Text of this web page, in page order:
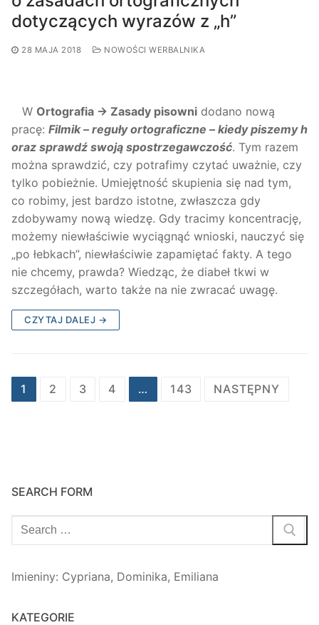
dotyczących wyrazów z „h”
28 MAJA 2018 NOWOŚCI WERBALNIKA
W Ortografia → Zasady pisowni dodano nową
pracę: Filmik – reguły ortograficzne – kiedy piszemy h
oraz sprawdź swoją spostrzegawczość. Tym razem
można sprawdzić, czy potrafimy czytać uważnie, czy
tylko pobieżnie. Umiejętność skupienia się nad tym,
co robimy, jest bardzo istotne, zwłaszcza gdy
zdobywamy nową wiedzę. Gdy tracimy koncentrację,
możemy niewłaściwie wyciągnąć wnioski, nauczyć się
„po łebkach”, niewłaściwie zapamiętać fakty. A tego
nie chcemy, prawda? Wiedząc, że diabeł tkwi w
szczegółach, warto także na nie zwracać uwagę.
CZYTAJ DALEJ →
Stronicowanie
1 2 3 4 … 143 NASTĘPNY
SEARCH FORM
Szukaj:
Imieniny: Cypriana, Dominika, Emiliana
KATEGORIE